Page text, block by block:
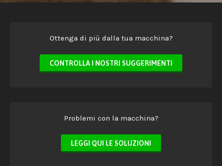
Ottenga di più dalla tua macchina?
CONTROLLA I NOSTRI SUGGERIMENTI
Problemi con la macchina?
LEGGI QUI LE SOLUZIONI